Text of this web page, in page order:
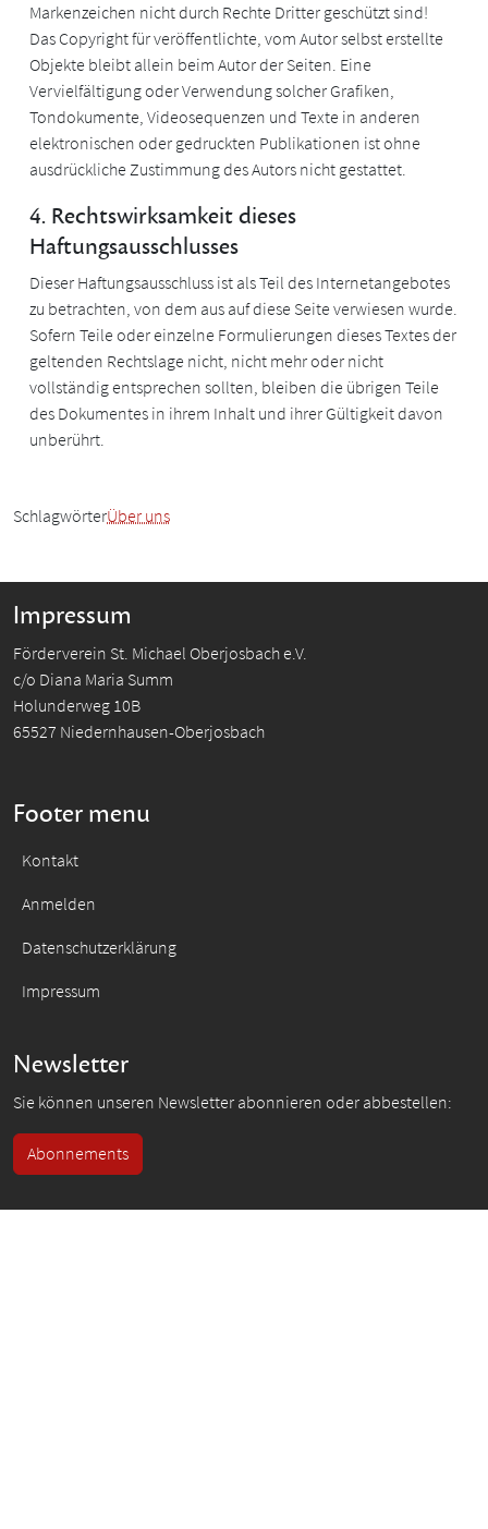
Markenzeichen nicht durch Rechte Dritter geschützt sind!
Das Copyright für veröffentlichte, vom Autor selbst erstellte
Objekte bleibt allein beim Autor der Seiten. Eine
Vervielfältigung oder Verwendung solcher Grafiken,
Tondokumente, Videosequenzen und Texte in anderen
elektronischen oder gedruckten Publikationen ist ohne
ausdrückliche Zustimmung des Autors nicht gestattet.
4. Rechtswirksamkeit dieses
Haftungsausschlusses
Dieser Haftungsausschluss ist als Teil des Internetangebotes
zu betrachten, von dem aus auf diese Seite verwiesen wurde.
Sofern Teile oder einzelne Formulierungen dieses Textes der
geltenden Rechtslage nicht, nicht mehr oder nicht
vollständig entsprechen sollten, bleiben die übrigen Teile
des Dokumentes in ihrem Inhalt und ihrer Gültigkeit davon
unberührt.
SchlagwörterÜber uns
Impressum
Förderverein St. Michael Oberjosbach e.V.
c/o Diana Maria Summ
Holunderweg 10B
65527 Niedernhausen-Oberjosbach
Footer menu
Kontakt
Anmelden
Datenschutzerklärung
Impressum
Newsletter
Sie können unseren Newsletter abonnieren oder abbestellen:
Abonnements